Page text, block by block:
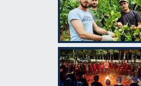
Gaziantep Müftülüğü
Giresun Müftülüğü
Gümüşhane Müftülüğü
Hakkari Müftülüğü